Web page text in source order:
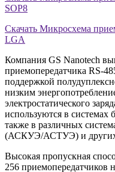
SOP8
Скачать Микросхема
LGA
Компания GS Nanotech
приемопередатчика RS-
поддержкой
низким
электростатического
используются в
также в различных
(АСКУЭ/АСТУЭ) и
Высокая пропускная
256 приемопередатчиков